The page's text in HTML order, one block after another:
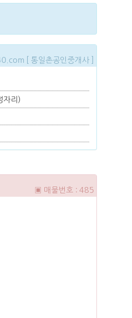
[ 통일촌공인중개사 ]
자리)
▣ 매물번호 : 485